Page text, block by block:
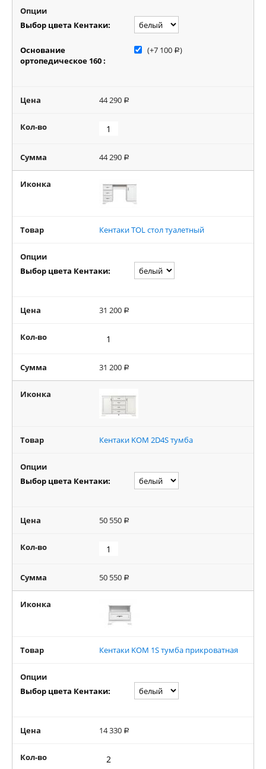
Опции
Выбор цвета Кентаки:
Основание
ортопедическое 160 :
(+7 100 Р)
Цена 44 290 Р
Кол-во
Сумма 44 290 Р
Иконка
Товар Кентаки TOL стол туалетный
Опции
Выбор цвета Кентаки:
Цена 31 200 Р
Кол-во
Сумма 31 200 Р
Иконка
Товар Кентаки KOM 2D4S тумба
Опции
Выбор цвета Кентаки:
Цена 50 550 Р
Кол-во
Сумма 50 550 Р
Иконка
Товар Кентаки KOM 1S тумба прикроватная
Опции
Выбор цвета Кентаки:
Цена 14 330 Р
Кол-во